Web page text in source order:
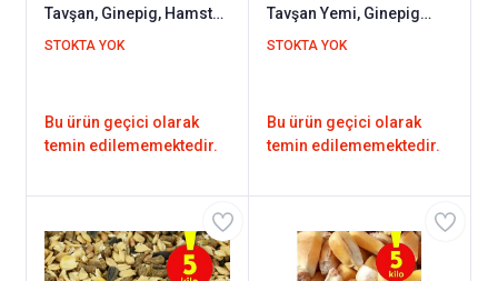
Tavşan, Ginepig, Hamster
Kemirgen Yemi 10 kg
STOKTA YOK
Bu ürün geçici olarak
temin edilememektedir.
Tavşan Yemi, Ginepig
Yemi, Hamster Yemi /
STOKTA YOK
Bu ürün geçici olarak
temin edilememektedir.